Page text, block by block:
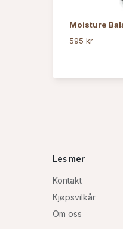
Moisture
595 kr
Les mer
Kontakt
Kjøpsvilkår
Om oss